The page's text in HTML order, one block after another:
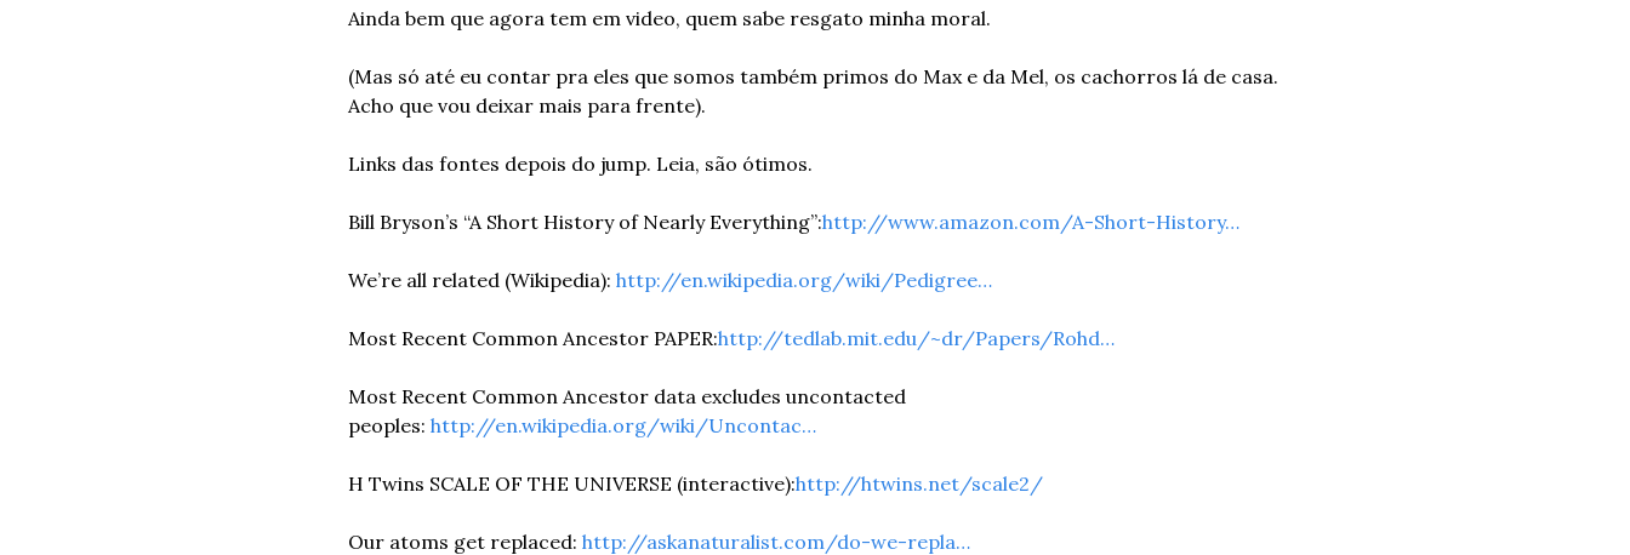
Ainda bem que agora tem em video, quem sabe resgato minha moral.
(Mas só até eu contar pra eles que somos também primos do Max e da Mel, os cachorros lá de casa.
Acho que vou deixar mais para frente).
Links das fontes depois do jump. Leia, são ótimos.
Bill Bryson’s “A Short History of Nearly Everything”:http://www.amazon.com/A-Short-History…
We’re all related (Wikipedia): http://en.wikipedia.org/wiki/Pedigree…
Most Recent Common Ancestor PAPER:http://tedlab.mit.edu/~dr/Papers/Rohd…
Most Recent Common Ancestor data excludes uncontacted
peoples: http://en.wikipedia.org/wiki/Uncontac…
H Twins SCALE OF THE UNIVERSE (interactive):http://htwins.net/scale2/
Our atoms get replaced: http://askanaturalist.com/do-we-repla…